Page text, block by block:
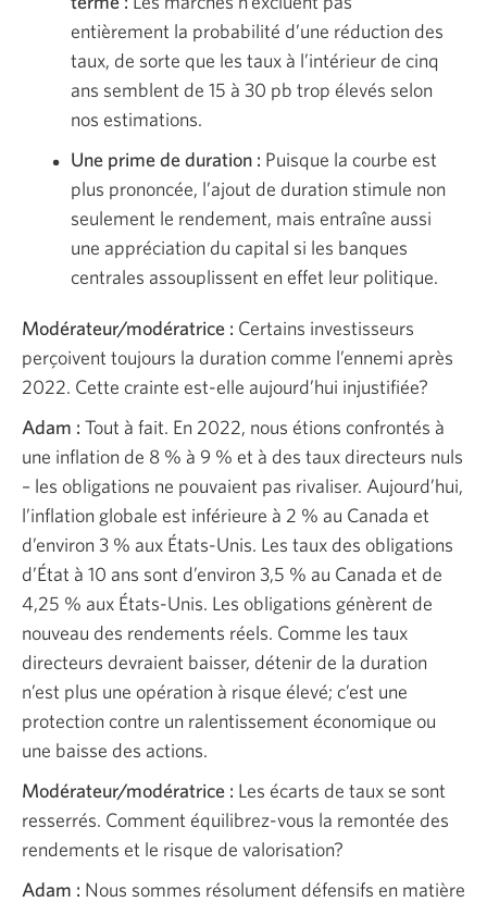
entièrement la probabilité d’une réduction des
taux, de sorte que les taux à l’intérieur de cinq
ans semblent de 15 à 30 pb trop élevés selon
nos estimations.
Une prime de duration : Puisque la courbe est
plus prononcée, l’ajout de duration stimule non
seulement le rendement, mais entraîne aussi
une appréciation du capital si les banques
centrales assouplissent en effet leur politique.
Modérateur/modératrice : Certains investisseurs
perçoivent toujours la duration comme l’ennemi après
2022. Cette crainte est-elle aujourd’hui injustifiée?
Adam : Tout à fait. En 2022, nous étions confrontés à
une inflation de 8 % à 9 % et à des taux directeurs nuls
– les obligations ne pouvaient pas rivaliser. Aujourd’hui,
l’inflation globale est inférieure à 2 % au Canada et
d’environ 3 % aux États-Unis. Les taux des obligations
d’État à 10 ans sont d’environ 3,5 % au Canada et de
4,25 % aux États-Unis. Les obligations génèrent de
nouveau des rendements réels. Comme les taux
directeurs devraient baisser, détenir de la duration
n’est plus une opération à risque élevé; c’est une
protection contre un ralentissement économique ou
une baisse des actions.
Modérateur/modératrice : Les écarts de taux se sont
resserrés. Comment équilibrez-vous la remontée des
rendements et le risque de valorisation?
Adam : Nous sommes résolument défensifs en matière